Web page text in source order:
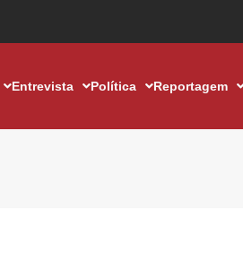
Entrevista Política Reportagem